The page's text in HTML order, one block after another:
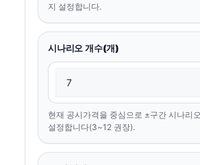
지 설정합니다.
시나리오 개수(개)
현재 공시가격을 중심으로 ±구간 시나리
설정합니다(3~12 권장).